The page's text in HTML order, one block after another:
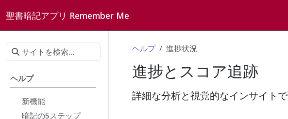
聖書暗記アプリ Remember Me
ヘルプ
新機能
暗記の5ステップ
ヘルプ 進捗状況
進捗とスコア追跡
詳細な分析と視覚的なインサイト